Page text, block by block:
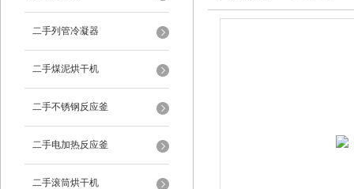
二手列管冷凝器
二手煤泥烘干机
二手不锈钢反应釜
二手电加热反应釜
二手滚筒烘干机